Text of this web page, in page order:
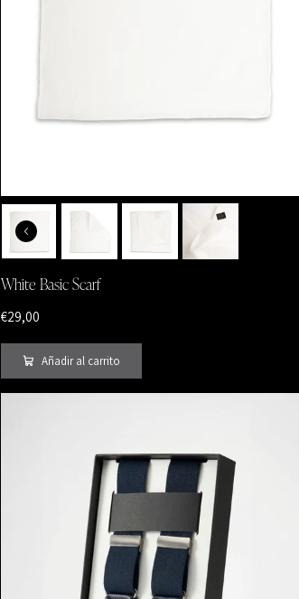
White Basic Scarf
€29,00
Añadir al carrito